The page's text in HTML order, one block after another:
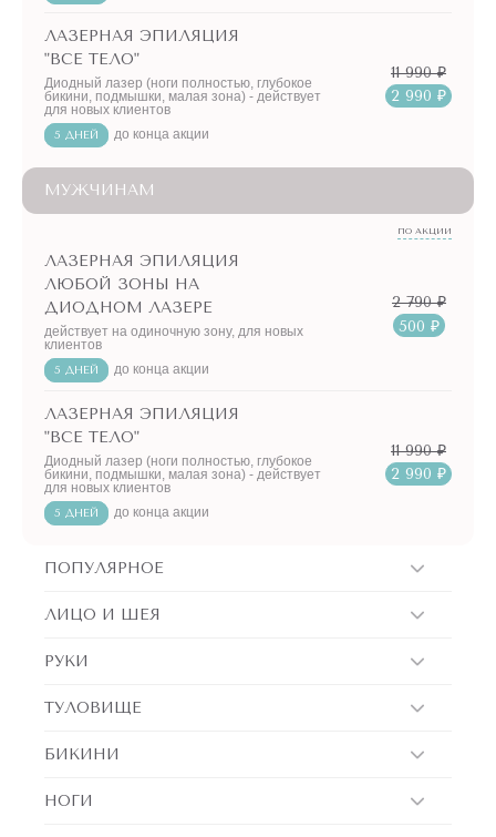
ЛАЗЕРНАЯ ЭПИЛЯЦИЯ
"ВСЕ ТЕЛО"
Диодный лазер (ноги полностью, глубокое
бикини, подмышки, малая зона) - действует
для новых клиентов
5 ДНЕЙ до конца акции
11 990 ₽
2 990 ₽
МУЖЧИНАМ
ПО АКЦИИ
ЛАЗЕРНАЯ ЭПИЛЯЦИЯ
ЛЮБОЙ ЗОНЫ НА
ДИОДНОМ ЛАЗЕРЕ
действует на одиночную зону, для новых
клиентов
5 ДНЕЙ до конца акции
2 790 ₽
500 ₽
ЛАЗЕРНАЯ ЭПИЛЯЦИЯ
"ВСЕ ТЕЛО"
Диодный лазер (ноги полностью, глубокое
бикини, подмышки, малая зона) - действует
для новых клиентов
5 ДНЕЙ до конца акции
11 990 ₽
2 990 ₽
ПОПУЛЯРНОЕ
ЛИЦО И ШЕЯ
РУКИ
ТУЛОВИЩЕ
БИКИНИ
НОГИ